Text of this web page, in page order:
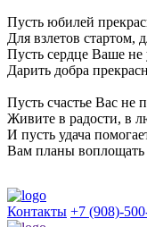
Пусть юбилей
Для взлетов стартом,
Пусть сердце Ваше не
Дарить добра
Пусть счастье Вас не
Живите в радости, в
И пусть удача
Вам планы воплощать
Контакты +7 (908)-